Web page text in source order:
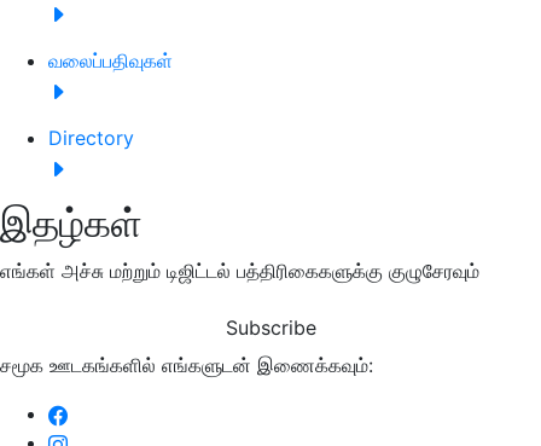
வலைப்பதிவுகள்
Directory
இதழ்கள்
எங்கள் அச்சு மற்றும் டிஜிட்டல் பத்திரிகைகளுக்கு குழுசேரவும்
Subscribe
சமூக ஊடகங்களில் எங்களுடன் இணைக்கவும்: